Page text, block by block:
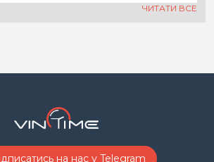
ЧИТАТИ ВСЕ
на нас у Telegram